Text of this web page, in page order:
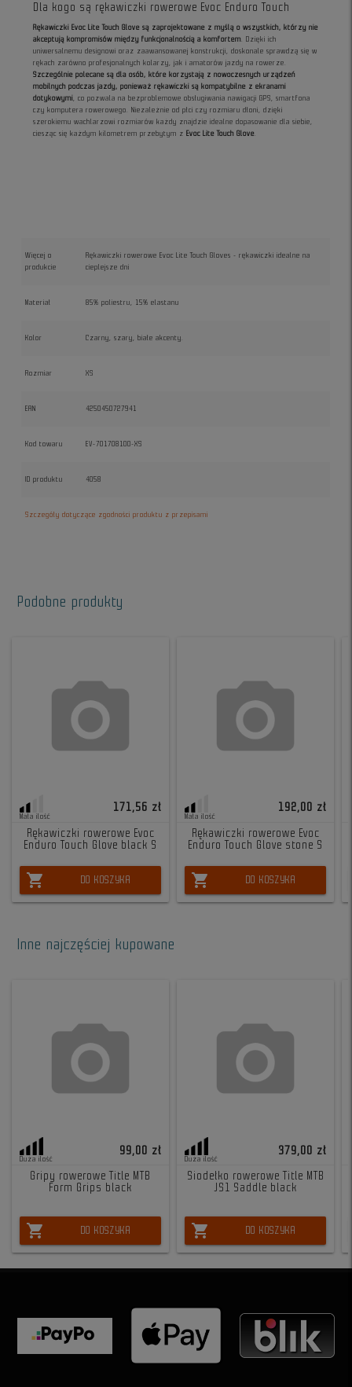
Dla kogo są rękawiczki rowerowe Evoc Enduro Touch
Rękawiczki Evoc Lite Touch Glove są zaprojektowane z myślą o wszystkich, którzy nie
akceptują kompromisów między funkcjonalnością a komfortem. Dzięki ich
uniwersalnemu designowi oraz zaawansowanej konstrukcji, doskonale sprawdzą się w
rękach zarówno profesjonalnych kolarzy, jak i amatorów jazdy na rowerze.
Szczególnie polecane są dla osób, które korzystają z nowoczesnych urządzeń
mobilnych podczas jazdy, ponieważ rękawiczki są kompatybilne z ekranami
dotykowymi, co pozwala na bezproblemowe obsługiwania nawigacji GPS, smartfona
czy komputera rowerowego. Niezależnie od płci czy rozmiaru dłoni, dzięki
szerokiemu wachlarzowi rozmiarów każdy znajdzie idealne dopasowanie dla siebie,
ciesząc się każdym kilometrem przebytym z Evoc Lite Touch Glove.
Więcej o
produkcie
Rękawiczki rowerowe Evoc Lite Touch Gloves - rękawiczki idealne na
cieplejsze dni
Materiał 85% poliestru, 15% elastanu
Kolor Czarny, szary, białe akcenty.
Rozmiar XS
EAN 4250450727941
Kod towaru EV-701708100-XS
ID produktu 4058
Szczegóły dotyczące zgodności produktu z przepisami
Podobne produkty
Mała ilość
171,56 zł
Rękawiczki rowerowe Evoc
Enduro Touch Glove black S
shopping_cart DO KOSZYKA
Mała ilość
192,00 zł
Rękawiczki rowerowe Evoc
Enduro Touch Glove stone S
shopping_cart DO KOSZYKA
Inne najczęściej kupowane
Duża ilość
99,00 zł
Gripy rowerowe Title MTB
Form Grips black
shopping_cart DO KOSZYKA
Duża ilość
379,00 zł
Siodełko rowerowe Title MTB
JS1 Saddle black
shopping_cart DO KOSZYKA